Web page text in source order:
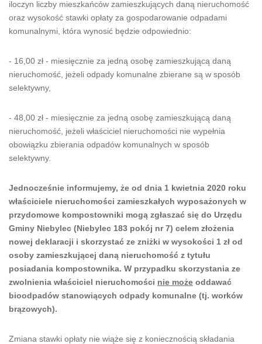
iloczyn liczby mieszkańców zamieszkujących daną nieruchomość
oraz wysokość stawki opłaty za gospodarowanie odpadami
komunalnymi, która wynosić będzie odpowiednio:
- 16,00 zł - miesięcznie za jedną osobę zamieszkującą daną
nieruchomość, jeżeli odpady komunalne zbierane są w sposób
selektywny,
- 48,00 zł - miesięcznie za jedną osobę zamieszkującą daną
nieruchomość, jeżeli właściciel nieruchomości nie wypełnia
obowiązku zbierania odpadów komunalnych w sposób
selektywny.
Jednocześnie informujemy, że od dnia 1 kwietnia 2020 roku
właściciele nieruchomości zamieszkałych wyposażonych w
przydomowe kompostowniki mogą zgłaszać się do Urzędu
Gminy Niebylec (Niebylec 183 pokój nr 7) celem złożenia
nowej deklaracji i skorzystać ze zniżki w wysokości 1 zł od
osoby zamieszkującej daną nieruchomość z tytułu
posiadania kompostownika. W przypadku skorzystania ze
zwolnienia właściciel nieruchomości nie może oddawać
bioodpadów stanowiących odpady komunalne (tj. worków
brązowych).
Zmiana stawki opłaty nie wiąże się z koniecznością składania